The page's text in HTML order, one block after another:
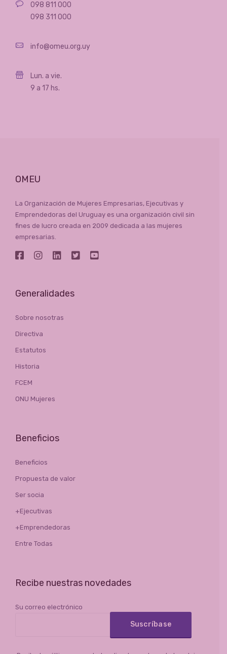
098 811 000
098 311 000
info@omeu.org.uy
Lun. a vie.
9 a 17 hs.
OMEU
La Organización de Mujeres Empresarias, Ejecutivas y
Emprendedoras del Uruguay es una organización civil sin
fines de lucro creada en 2009 dedicada a las mujeres
empresarias.
Generalidades
Sobre nosotras
Directiva
Estatutos
Historia
FCEM
ONU Mujeres
Beneficios
Beneficios
Propuesta de valor
Ser socia
+Ejecutivas
+Emprendedoras
Entre Todas
Recibe nuestras novedades
Su correo electrónico